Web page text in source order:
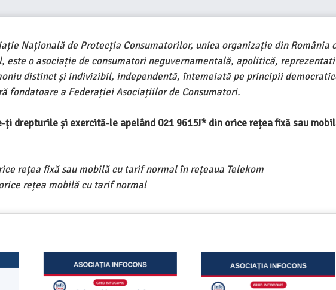
Națională de Protecția Consumatorilor, unica organizație din România
este o asociație de consumatori neguvernamentală, apolitică,
distinct și indivizibil, independentă, întemeiată pe principii
fondatoare a Federației Asociațiilor de Consumatori.
ți drepturile și exercită-le apelând 021 9615!* din orice rețea fixă sau
rețea fixă sau mobilă cu tarif normal în rețeaua Telekom
rețea mobilă cu tarif normal